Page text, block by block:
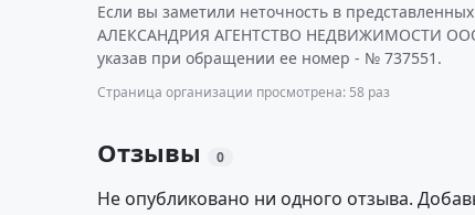
Если вы заметили неточность в
АЛЕКСАНДРИЯ АГЕНТСТВО НЕДВИЖИМОСТИ
указав при обращении ее номер - № 737551.
Страница организации просмотрена: 58 раз
Отзывы 0
Не опубликовано ни одного отзыва.